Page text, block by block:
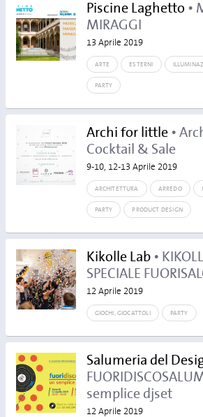
Piscine Laghetto •
MIRAGGI
13 Aprile 2019
ARTE ESTERNI
PARTY
Archi for little•
Cocktail & Sale
9-10, 12-13 Aprile 2019
ARCHITETTURA ARREDO
PARTY PRODUCT DESIGN
Kikolle Lab•
SPECIALE
12 Aprile 2019
GIOCHI, GIOCATTOLI PARTY
Salumeria del
semplice djset
12 Aprile 2019